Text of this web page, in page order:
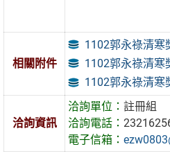
相關附件
1102郭永祿清寒
1102郭永祿清寒
1102郭永祿清寒
洽詢資訊
洽詢單位：註冊組
洽詢電話：
電子信箱：